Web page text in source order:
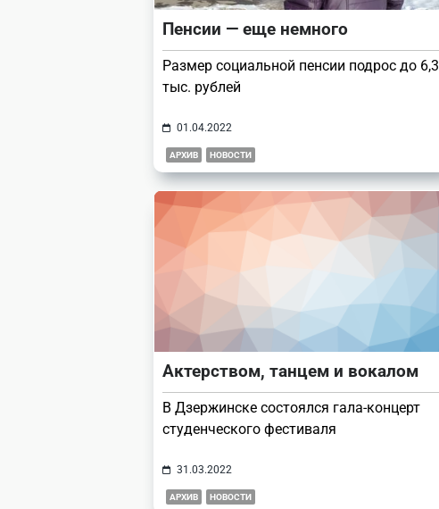
Пенсии — еще немного
Размер социальной пенсии подрос до 6,3
тыс. рублей
01.04.2022
АРХИВ НОВОСТИ
Актерством, танцем и вокалом
В Дзержинске состоялся гала-концерт
студенческого фестиваля
31.03.2022
АРХИВ НОВОСТИ